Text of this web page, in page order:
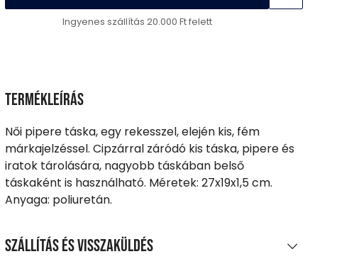
Ingyenes szállítás 20.000 Ft felett
Termékleírás
Női pipere táska, egy rekesszel, elején kis, fém
márkajelzéssel. Cipzárral záródó kis táska, pipere és
iratok tárolására, nagyobb táskában belső
táskaként is használható. Méretek: 27x19x1,5 cm.
Anyaga: poliuretán.
Szállítás és visszaküldés